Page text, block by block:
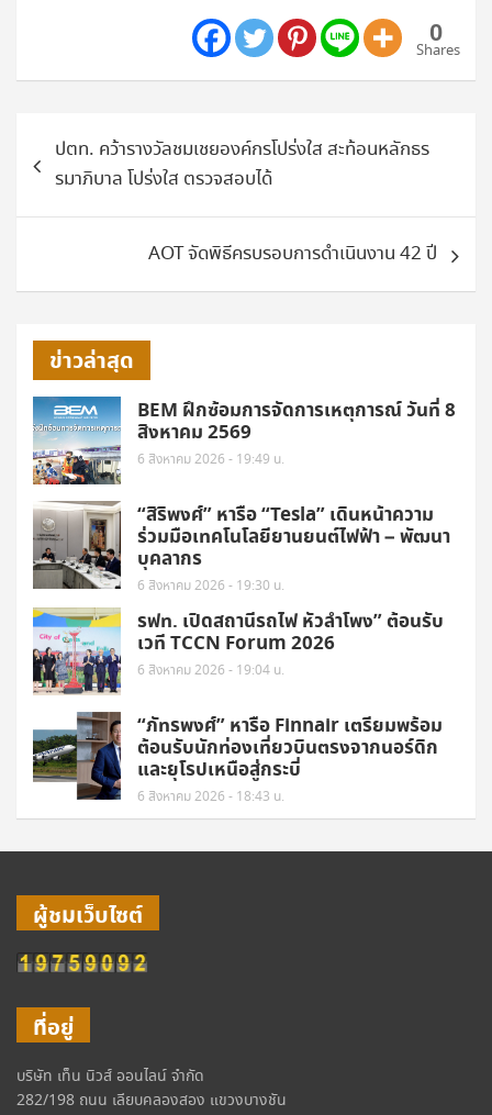
0
Shares
แนะแนว
เรื่องปตท. คว้ารางวัลชมเชยองค์กรโปร่งใส สะท้อนหลักธร
รมาภิบาล โปร่งใส ตรวจสอบได้
AOT จัดพิธีครบรอบการดำเนินงาน 42 ปี
ข่าวล่าสุด
BEM ฝึกซ้อมการจัดการเหตุการณ์ วันที่ 8
สิงหาคม 2569
6 สิงหาคม 2026 - 19:49 น.
“สิริพงศ์” หารือ “Tesla” เดินหน้าความ
ร่วมมือเทคโนโลยียานยนต์ไฟฟ้า – พัฒนา
บุคลากร
6 สิงหาคม 2026 - 19:30 น.
รฟท. เปิดสถานีรถไฟ หัวลำโพง” ต้อนรับ
เวที TCCN Forum 2026
6 สิงหาคม 2026 - 19:04 น.
“ภัทรพงศ์” หารือ Finnair เตรียมพร้อม
ต้อนรับนักท่องเที่ยวบินตรงจากนอร์ดิก
และยุโรปเหนือสู่กระบี่
6 สิงหาคม 2026 - 18:43 น.
ผู้ชมเว็บไซต์
ที่อยู่
บริษัท เท็น นิวส์ ออนไลน์ จำกัด
282/198 ถนน เลียบคลองสอง แขวงบางชัน